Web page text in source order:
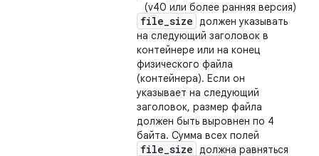
(v40 или более ранняя версия)
file_size должен указывать
на следующий заголовок в
контейнере или на конец
физического файла
(контейнера). Если он
указывает на следующий
заголовок, размер файла
должен быть выровнен по 4
байта. Сумма всех полей
file_size должна равняться